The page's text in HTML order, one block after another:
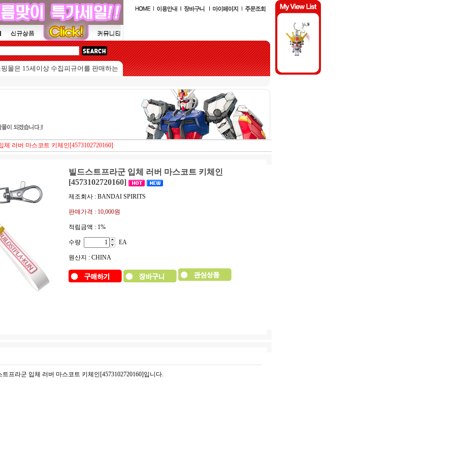
15세이상 수집피규어를 판매하는 쇼핑몰입니다.
체 러버 마스코트 키체인[4573102720160]
빌드스트프라군 입체 러버 마스코트 키체인
[4573102720160]
제조회사 : BANDAI SPIRITS
판매가격 : 10,000원
적립금액 : 1%
수량 EA
원산지 : CHINA
트프라군 입체 러버 마스코트 키체인[4573102720160]입니다.